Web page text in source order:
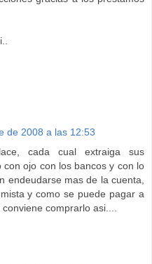
de 2008 a las 12:53
cada cual extraiga sus
ojo con los bancos y con lo
endeudarse mas de la cuenta,
y como se puede pagar a
comprarlo asi....